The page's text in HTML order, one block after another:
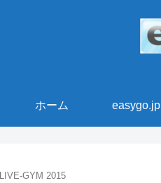
ホーム easygo.jp
LIVE-GYM 2015